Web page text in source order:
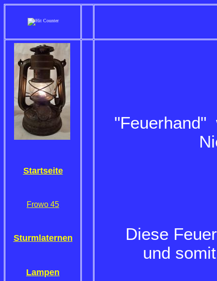
Startseite
Frowo 45
Sturmlaternen
Lampen
"Feuerhand"
Diese
und